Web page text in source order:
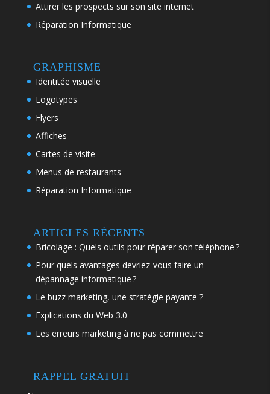
Attirer les prospects sur son site internet
Réparation Informatique
GRAPHISME
Identitée visuelle
Logotypes
Flyers
Affiches
Cartes de visite
Menus de restaurants
Réparation Informatique
ARTICLES RÉCENTS
Bricolage : Quels outils pour réparer son téléphone ?
Pour quels avantages devriez-vous faire un
dépannage informatique ?
Le buzz marketing, une stratégie payante ?
Explications du Web 3.0
Les erreurs marketing à ne pas commettre
RAPPEL GRATUIT